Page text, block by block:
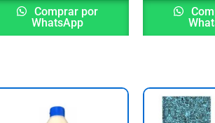
Comprar por
WhatsApp